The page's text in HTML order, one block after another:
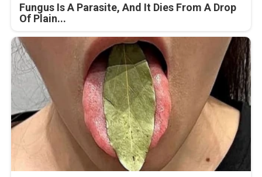
Fungus Is A Parasite, And It Dies From A Drop
Of Plain...